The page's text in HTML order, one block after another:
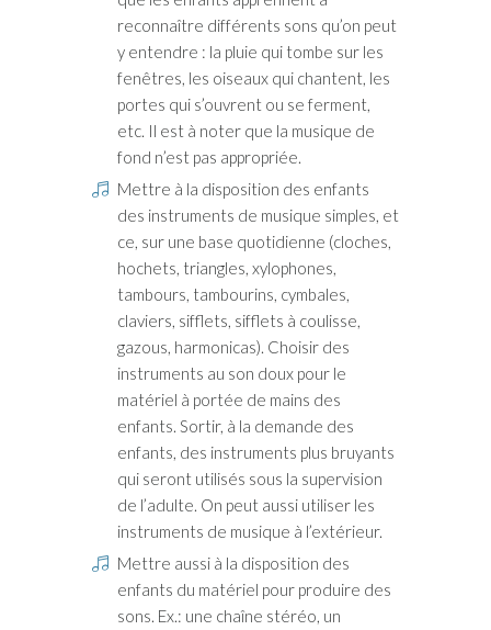
reconnaître différents sons qu’on peut
y entendre : la pluie qui tombe sur les
fenêtres, les oiseaux qui chantent, les
portes qui s’ouvrent ou se ferment,
etc. Il est à noter que la musique de
fond n’est pas appropriée.
Mettre à la disposition des enfants
des instruments de musique simples, et
ce, sur une base quotidienne (cloches,
hochets, triangles, xylophones,
tambours, tambourins, cymbales,
claviers, sifflets, sifflets à coulisse,
gazous, harmonicas). Choisir des
instruments au son doux pour le
matériel à portée de mains des
enfants. Sortir, à la demande des
enfants, des instruments plus bruyants
qui seront utilisés sous la supervision
de l’adulte. On peut aussi utiliser les
instruments de musique à l’extérieur.
Mettre aussi à la disposition des
enfants du matériel pour produire des
sons. Ex.: une chaîne stéréo, un